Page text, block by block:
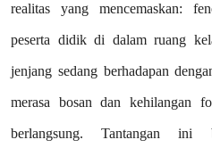
realitas yang mencemaskan:
peserta didik di dalam ruang
jenjang sedang berhadapan
merasa bosan dan kehilangan
berlangsung. Tantangan ini